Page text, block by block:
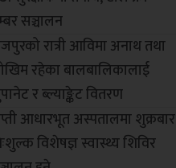
सञ्चालन
रात्री आविमा अनाथ तथा
रहेका बालबालिकालाई
र ब्ल्याङ्केट वितरण
आधारभूत अस्पतालमा शुक्रबार
विशेषज्ञ स्वास्थ्य शिविर